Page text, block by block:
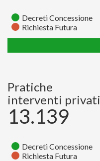
Decreti Concessione
Richiesta Futura
Pratiche 65
Pratiche
interventi privati
13.139
Decreti Concessione
Richiesta Futura